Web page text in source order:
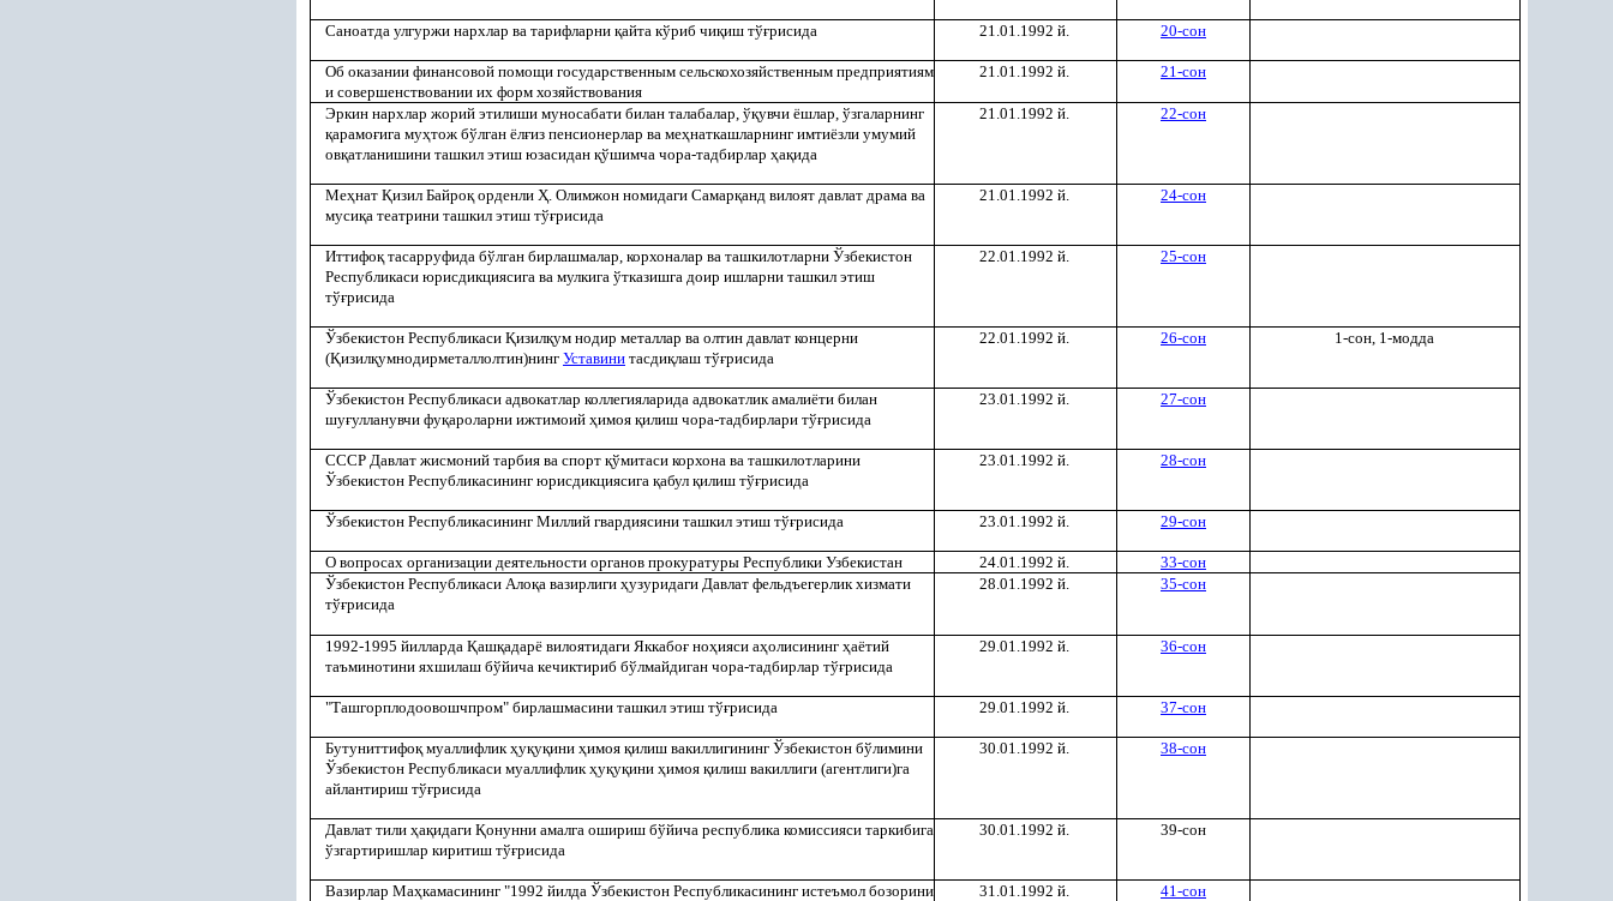
Саноатда улгуржи нархлар ва тарифларни қайта кўриб чиқиш тўғрисида 21.01.1992 й. 20-сон
Об оказании финансовой помощи государственным сельскохозяйственным предприятиям
и совершенствовании их форм хозяйствования
21.01.1992 й. 21-сон
Эркин нархлар жорий этилиши муносабати билан талабалар, ўқувчи ёшлар, ўзгаларнинг
қарамоғига муҳтож бўлган ёлғиз пенсионерлар ва меҳнаткашларнинг имтиёзли умумий
овқатланишини ташкил этиш юзасидан қўшимча чора-тадбирлар ҳақида
21.01.1992 й. 22-сон
Меҳнат Қизил Байроқорденли Ҳ. Олимжон номидаги Самарқанд вилоят давлат драма ва
мусиқа театрини ташкил этиш тўғрисида
21.01.1992 й. 24-сон
Иттифоқтасарруфида бўлган бирлашмалар, корхоналар ва ташкилотларни Ўзбекистон
Республикаси юрисдикциясига ва мулкига ўтказишга доир ишларни ташкил этиш
тўғрисида
22.01.1992 й. 25-сон
Ўзбекистон Республикаси Қизилқум нодир металлар ва олтин давлат концерни
(Қизилқумнодирметаллолтин)нинг Уставини тасдиқлаш тўғрисида
22.01.1992 й. 26-сон 1-сон, 1-модда
Ўзбекистон Республикаси адвокатлар коллегияларида адвокатлик амалиёти билан
шуғулланувчи фуқароларни ижтимоий ҳимоя қилиш чора-тадбирлари тўғрисида
23.01.1992 й. 27-сон
СССР Давлат жисмоний тарбия ва спорт қўмитаси корхона ва ташкилотларини
Ўзбекистон Республикасининг юрисдикциясига қабул қилиш тўғрисида
23.01.1992 й. 28-сон
Ўзбекистон Республикасининг Миллий гвардиясини ташкил этиш тўғрисида 23.01.1992 й. 29-сон
О вопросах организации деятельности органов прокуратуры Республики Узбекистан 24.01.1992 й.
33-сон
Ўзбекистон Республикаси Алоқа вазирлиги ҳузуридаги Давлат фельдъегерлик хизмати
тўғрисида
28.01.1992 й. 35-cон
1992-1995 йилларда Қашқадарё вилоятидаги Яккабоғ ноҳияси аҳолисининг ҳаётий
таъминотини яхшилаш бўйича кечиктириб бўлмайдиган чора-тадбирлар тўғрисида
29.01.1992 й. 36-сон
"Ташгорплодоовошчпром" бирлашмасини ташкил этиш тўғрисида 29.01.1992 й. 37-сон
Бутуниттифоқмуаллифликҳуқуқини ҳимоя қилиш вакиллигининг Ўзбекистон бўлимини
Ўзбекистон Республикаси муаллифликҳуқуқини ҳимоя қилиш вакиллиги (агентлиги)га
айлантириш тўғрисида
30.01.1992 й. 38-сон
Давлат тили ҳақидаги Қонунни амалга ошириш бўйича республика комиссияси таркибига
ўзгартиришлар киритиш тўғрисида
30.01.1992 й. 39-сон
Вазирлар Маҳкамасининг "1992 йилда Ўзбекистон Республикасининг истеъмол бозорини
31.01.1992 й. 41-сон